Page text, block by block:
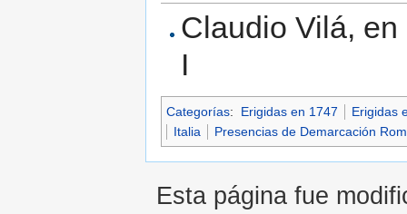
Claudio Vilá,
I
Categorías: Erigidas en 1747
Erigidas
Italia
Presencias de Demarcación
Esta página fue